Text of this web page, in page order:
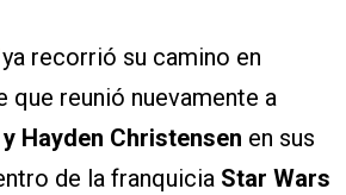
ya recorrió su camino en
que reunió nuevamente a
Hayden Christensen en sus
de la franquicia Star Wars